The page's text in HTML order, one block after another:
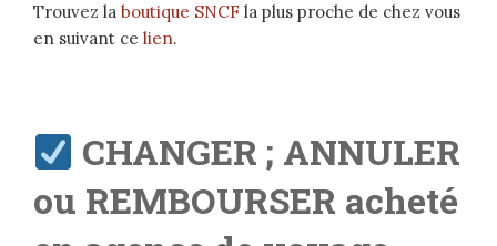
Trouvez la boutique SNCF la plus proche de chez vous
en suivant ce lien.
CHANGER ; ANNULER
ou REMBOURSER acheté